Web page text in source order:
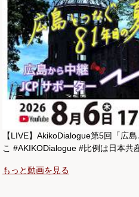
【LIVE】AkikoDialogue第5回「広
こ #AKIKODialogue #比例は日本共
もっと動画を見る